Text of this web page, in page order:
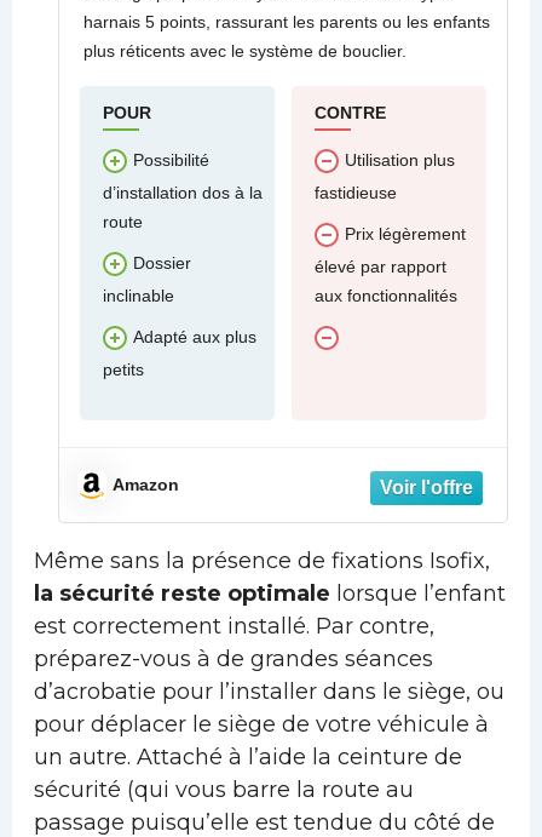
harnais 5 points, rassurant les parents ou les enfants
plus réticents avec le système de bouclier.
POUR
Possibilité
d’installation dos à la
route
Dossier
inclinable
Adapté aux plus
petits
CONTRE
Utilisation plus
fastidieuse
Prix légèrement
élevé par rapport
aux fonctionnalités
Amazon
Même sans la présence de fixations Isofix,
la sécurité reste optimale lorsque l’enfant
est correctement installé. Par contre,
préparez-vous à de grandes séances
d’acrobatie pour l’installer dans le siège, ou
pour déplacer le siège de votre véhicule à
un autre. Attaché à l’aide la ceinture de
sécurité (qui vous barre la route au
passage puisqu’elle est tendue du côté de